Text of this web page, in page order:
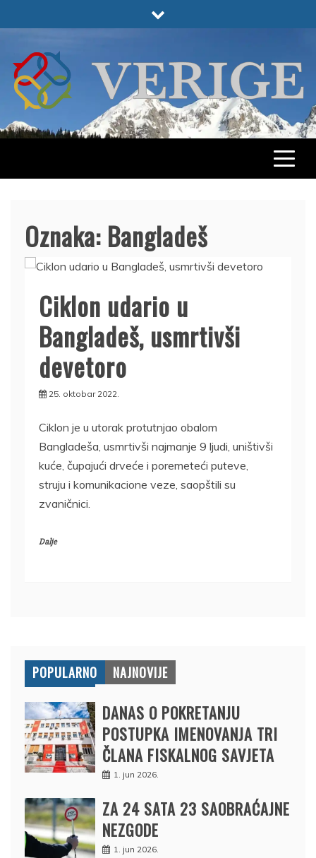
to
VERIGE
ODABRANO
Oznaka: Bangladeš
Ciklon udario u
Bangladeš, usmrtivši
devetoro
25. oktobar 2022.
Ciklon je u utorak protutnjao obalom
Bangladeša, usmrtivši najmanje 9 ljudi, uništivši
kuće, čupajući drveće i poremeteći puteve,
struju i komunikacione veze, saopštili su
zvaničnici.
Dalje
POPULARNO NAJNOVIJE
DANAS O POKRETANJU
POSTUPKA IMENOVANJA TRI
ČLANA FISKALNOG SAVJETA
1. jun 2026.
ZA 24 SATA 23 SAOBRAĆAJNE
NEZGODE
1. jun 2026.